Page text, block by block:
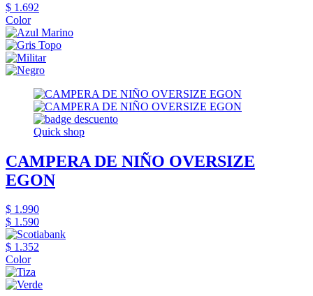
$ 1.692
Color
Quick shop
CAMPERA DE NIÑO OVERSIZE
EGON
$ 1.990
$ 1.590
$ 1.352
Color